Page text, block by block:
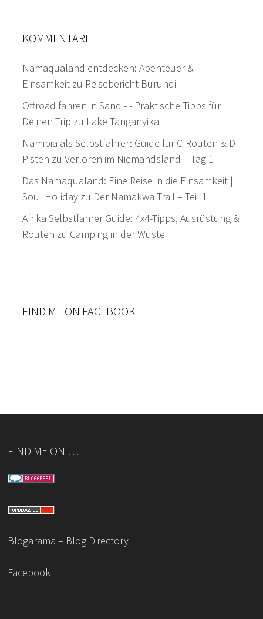
KOMMENTARE
Namaqualand entdecken: Abenteuer &
Einsamkeit zu Reisebericht Burundi
Offroad fahren in Sand - - Praktische Tipps für
Deinen Trip zu Lake Tanganyika
Namibia als Selbstfahrer: Guide für C-Routen & D-
Pisten zuVerloren im Niemandsland – Tag 1
Das Namaqualand: Eine Reise in die Einsamkeit |
Soul Holiday zu Der Namakwa Trail – Teil 1
Afrika Selbstfahrer Guide: 4x4-Tipps, Ausrüstung &
Routen zu Camping in der Wüste
FIND ME ON FACEBOOK
FIND ME ON …
Blogarama – Blog Directory
Facebook